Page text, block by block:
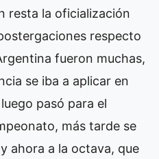
resta la oficialización
respecto
fueron muchas,
se iba a aplicar en
pasó para el
más tarde se
ahora a la octava, que